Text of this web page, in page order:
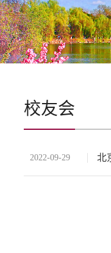
校友会
2022-09-29 北